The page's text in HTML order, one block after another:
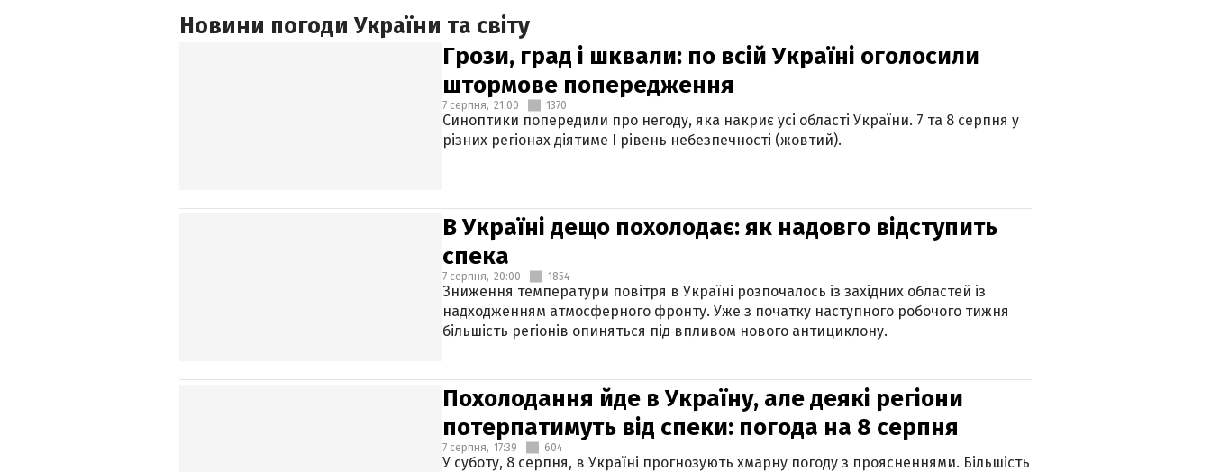
Новини погоди України та світу
Грози, град і шквали: по всій Україні оголосили
штормове попередження
7 серпня, 21:00 1370
Синоптики попередили про негоду, яка накриє усі області України. 7 та 8 серпня у
різних регіонах діятиме І рівень небезпечності (жовтий).
В Україні дещо похолодає: як надовго відступить
спека
7 серпня, 20:00 1854
Зниження температури повітря в Україні розпочалось із західних областей із
надходженням атмосферного фронту. Уже з початку наступного робочого тижня
більшість регіонів опиняться під впливом нового антициклону.
Похолодання йде в Україну, але деякі регіони
потерпатимуть від спеки: погода на 8 серпня
7 серпня, 17:39 604
У суботу, 8 серпня, в Україні прогнозують хмарну погоду з проясненнями. Більшість